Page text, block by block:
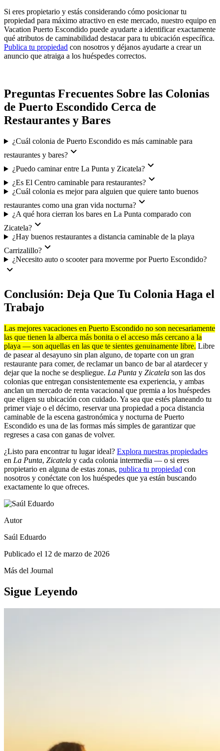
Si eres propietario y estás considerando cómo posicionar tu
propiedad para máximo atractivo en este mercado, nuestro equipo en
Vacation Puerto Escondido puede ayudarte a identificar exactamente
qué atributos de caminabilidad destacar para tu ubicación específica.
Publica tu propiedad con nosotros y déjanos ayudarte a crear un
anuncio que atraiga a los huéspedes correctos.
Preguntas Frecuentes Sobre las Colonias
de Puerto Escondido Cerca de
Restaurantes y Bares
¿Cuál colonia de Puerto Escondido es más caminable para
restaurantes y bares? expand_more
¿Puedo caminar entre La Punta y Zicatela?expand_more
¿Es El Centro caminable para restaurantes?expand_more
¿Cuál colonia es mejor para alguien que quiere tanto buenos
restaurantes como una gran vida nocturna? expand_more
¿A qué hora cierran los bares en La Punta comparado con
Zicatela? expand_more
¿Hay buenos restaurantes a distancia caminable de la playa
Carrizalillo? expand_more
¿Necesito auto o scooter para moverme por Puerto Escondido?
expand_more
Conclusión: Deja Que Tu Colonia Haga el
Trabajo
Las mejores vacaciones en Puerto Escondido no son necesariamente
las que tienen la alberca más bonita o el acceso más cercano a la
playa — son aquellas en las que te sientes genuinamente libre. Libre
de pasear al desayuno sin plan alguno, de toparte con un gran
restaurante para comer, de reclamar un banco de bar al atardecer y
dejar que la noche se despliegue. La Punta y Zicatela son las dos
colonias que entregan consistentemente esa experiencia, y ambas
anclan un mercado de renta vacacional que premia a los huéspedes
que eligen su ubicación con cuidado. Ya sea que estés planeando tu
primer viaje o el décimo, reservar una propiedad a poca distancia
caminable de la escena gastronómica y nocturna de Puerto
Escondido es una de las formas más simples de garantizar que
regreses a casa con ganas de volver.
¿Listo para encontrar tu lugar ideal? Explora nuestras propiedades
en La Punta, Zicatela y cada colonia intermedia — o si eres
propietario en alguna de estas zonas, publica tu propiedad con
nosotros y conéctate con los huéspedes que ya están buscando
exactamente lo que ofreces.
Autor
Saúl Eduardo
Publicado el 12 de marzo de 2026
Más del Journal
Sigue Leyendo